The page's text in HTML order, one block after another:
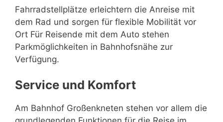
Fahrradstellplätze erleichtern die Anreise mit
dem Rad und sorgen für flexible Mobilität vor
Ort Für Reisende mit dem Auto stehen
Parkmöglichkeiten in Bahnhofsnähe zur
Verfügung.
Service und Komfort
Am Bahnhof Großenkneten stehen vor allem die